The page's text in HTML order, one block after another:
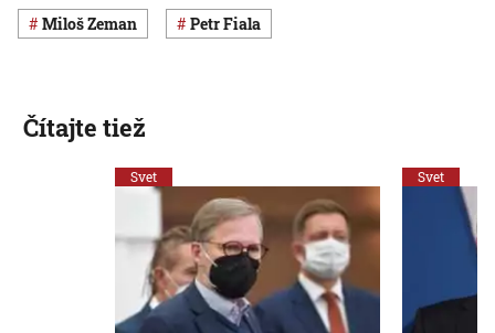
Miloš Zeman Petr Fiala
Čítajte tiež
Svet Svet